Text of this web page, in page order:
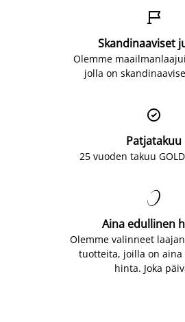

Skandinaaviset
Olemme
jolla on

Patjatakuu
25 vuoden takuu

Aina edullinen
Olemme valinneet
tuotteita, joilla on
hinta. Joka